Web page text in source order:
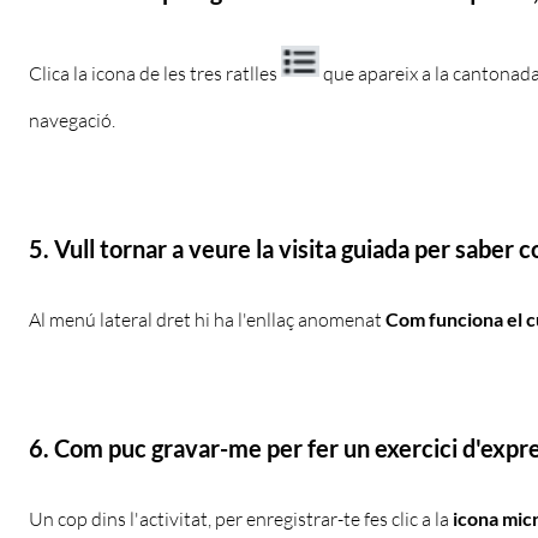
Clica la icona de les tres ratlles
que apareix a la
navegació.
5. Vull tornar a veure la visita guiada per saber
Al menú lateral dret hi ha l'enllaç anomenat Com funciona el
6. Com puc gravar-me per fer un exercici
Un cop dins l'activitat, per enregistrar-te fes clic a la icona